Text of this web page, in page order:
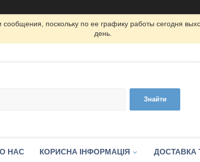
поскольку по ее графику работы сегодня
день.
Знайти
НАС КОРИСНА ІНФОРМАЦІЯ ДОСТАВКА